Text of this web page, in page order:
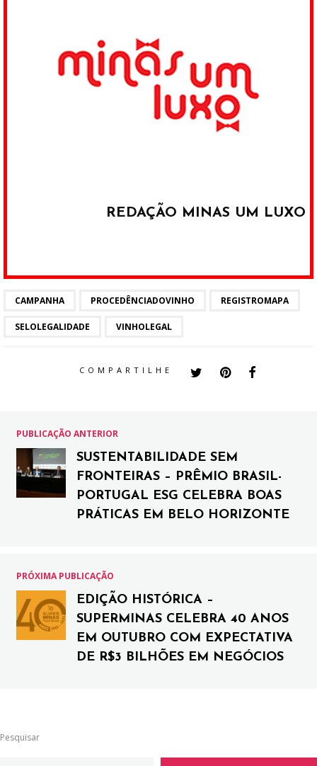
REDAÇÃO MINAS UM LUXO
CAMPANHA PROCEDÊNCIADOVINHO REGISTROMAPA
SELOLEGALIDADE VINHOLEGAL
COMPARTILHE
PUBLICAÇÃO ANTERIOR
SUSTENTABILIDADE SEM
FRONTEIRAS – PRÊMIO BRASIL-
PORTUGAL ESG CELEBRA BOAS
PRÁTICAS EM BELO HORIZONTE
PRÓXIMA PUBLICAÇÃO
EDIÇÃO HISTÓRICA –
SUPERMINAS CELEBRA 40 ANOS
EM OUTUBRO COM EXPECTATIVA
DE R$3 BILHÕES EM NEGÓCIOS
Pesquisar